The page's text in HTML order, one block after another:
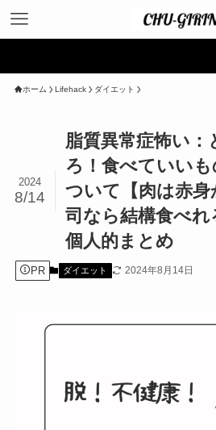
ホーム Lifehack ダイエット
脂質異常症怖い：
ろ！食べていい
ついて【肉は赤
司なら結構食べれ
個人的まとめ
2024
8/14
PR ダイエット 2024年8月14日